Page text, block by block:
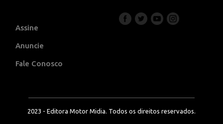
Assine
Anuncie
Fale Conosco
2023 - Editora Motor Midia. Todos os direitos reservados.